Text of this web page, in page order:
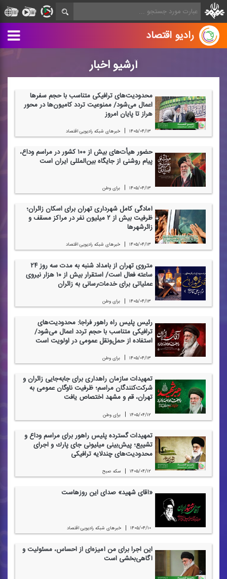
رادیو اقتصاد
آرشیو اخبار
محدودیت‌های ترافیكی متناسب با حجم سفرها
اعمال می‌شود/ ممنوعیت تردد كامیون‌ها در محور
هراز تا پایان امروز
۱۴۰۵/۰۴/۱۳ | خبرهای شبكه رادیویی اقتصاد
حضور هیأت‌های بیش از ۱۰۰ كشور در مراسم وداع،
پیام روشنی از جایگاه بین‌المللی ایران است
۱۴۰۵/۰۴/۱۳ | برای وطن
آمادگی كامل شهرداری تهران برای اسكان زائران؛
ظرفیت بیش از ۲ میلیون نفر در مراكز مسقف و
زائرشهرها
۱۴۰۵/۰۴/۱۳ | خبرهای شبكه رادیویی اقتصاد
متروی تهران از بامداد شنبه به مدت سه روز ۲۴
ساعته فعال است/ استقرار بیش از ۱۰ هزار نیروی
عملیاتی برای خدمات‌رسانی به زائران
۱۴۰۵/۰۴/۱۳ | برای وطن
رئیس پلیس راه راهور فراجا: محدودیت‌های
ترافیكی متناسب با حجم تردد اعمال می‌شود/
استفاده از حمل‌ونقل عمومی در اولویت است
۱۴۰۵/۰۴/۱۳ | برای وطن
تمهیدات سازمان راهداری برای جابه‌جایی زائران و
شركت‌كنندگان مراسم؛ ظرفیت ناوگان عمومی به
تهران، قم و مشهد اختصاص یافت
۱۴۰۵/۰۴/۱۲ | برای وطن
تمهیدات گسترده پلیس راهور برای مراسم وداع و
تشییع؛ پیش‌بینی میلیونی جای پارك و اجرای
محدودیت‌های چندلایه ترافیكی
۱۴۰۵/۰۴/۱۲ | سكه صبح
«آقای شهید» صدای این روزهاست
۱۴۰۵/۰۴/۱۰ | خبرهای شبكه رادیویی اقتصاد
این اجرا برای من آمیزه‌ای از احساس، مسئولیت و
آگاهی‌بخشی است